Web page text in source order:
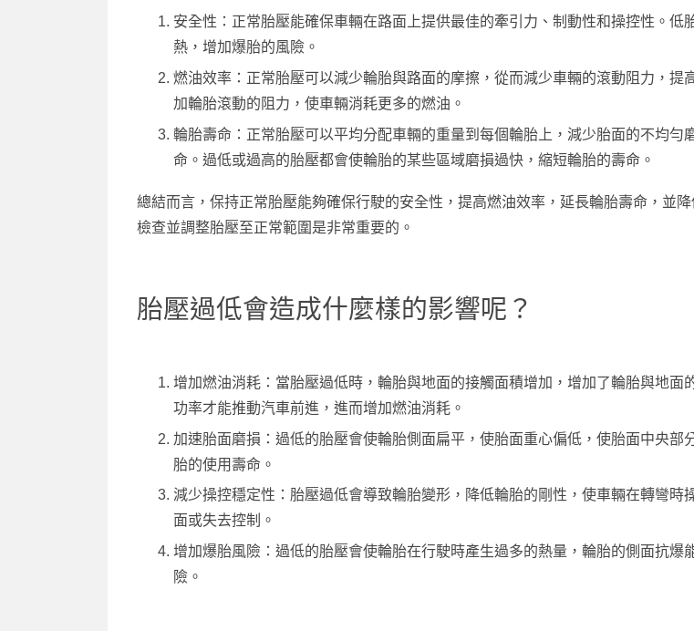
安全性：正常胎壓能確保車輛在路面上提供最佳的牽引力、制動性和操控性。低
熱，增加爆胎的風險。
燃油效率：正常胎壓可以減少輪胎與路面的摩擦，從而減少車輛的滾動阻力，提
加輪胎滾動的阻力，使車輛消耗更多的燃油。
輪胎壽命：正常胎壓可以平均分配車輛的重量到每個輪胎上，減少胎面的不均勻
命。過低或過高的胎壓都會使輪胎的某些區域磨損過快，縮短輪胎的壽命。
總結而言，保持正常胎壓能夠確保行駛的安全性，提高燃油效率，延長輪胎壽命，並
檢查並調整胎壓至正常範圍是非常重要的。
胎壓過低會造成什麼樣的影響呢？
增加燃油消耗：當胎壓過低時，輪胎與地面的接觸面積增加，增加了輪胎與地面
功率才能推動汽車前進，進而增加燃油消耗。
加速胎面磨損：過低的胎壓會使輪胎側面扁平，使胎面重心偏低，使胎面中央部
胎的使用壽命。
減少操控穩定性：胎壓過低會導致輪胎變形，降低輪胎的剛性，使車輛在轉彎時
面或失去控制。
增加爆胎風險：過低的胎壓會使輪胎在行駛時產生過多的熱量，輪胎的側面抗爆
險。